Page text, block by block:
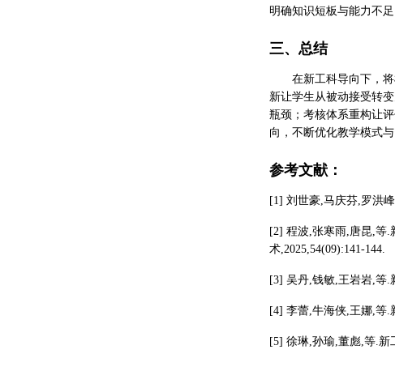
明确知识短板与能力不
三、总结
在新工科导向下，
新让学生从被动接受转
瓶颈；考核体系重构让
向，不断优化教学模式
参考文献：
[1] 刘世豪,马庆芬,罗洪
[2] 程波,张寒雨,唐昆,等
术,2025,54(09):141-144.
[3] 吴丹,钱敏,王岩岩,等.
[4] 李蕾,牛海侠,王娜,等.
[5] 徐琳,孙瑜,董彪,等.新